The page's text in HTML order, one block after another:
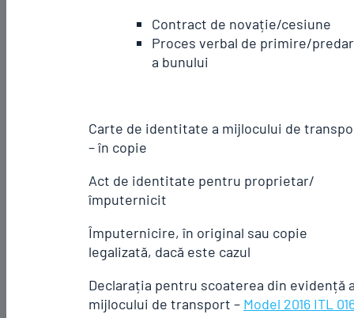
Contract de novație/cesiune
Proces verbal de primire/
a bunului
Carte de identitate a mijlocului de
– în copie
Act de identitate pentru proprietar/
împuternicit
Împuternicire, în original sau copie
legalizată, dacă este cazul
Declarația pentru scoaterea din evidență
mijlocului de transport – Model 2016 ITL